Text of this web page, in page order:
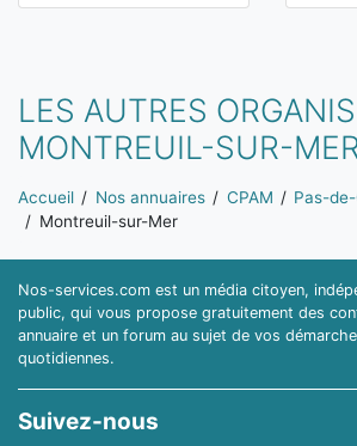
LES AUTRES
MONTREUIL-SUR-
Vous êtes ici:
Accueil Nos annuaires CPAM
Pas-
Montreuil-sur-Mer
Nos-services.com est un média citoyen,
public, qui vous propose gratuitement des
annuaire et un forum au sujet de vos
quotidiennes.
Suivez-nous